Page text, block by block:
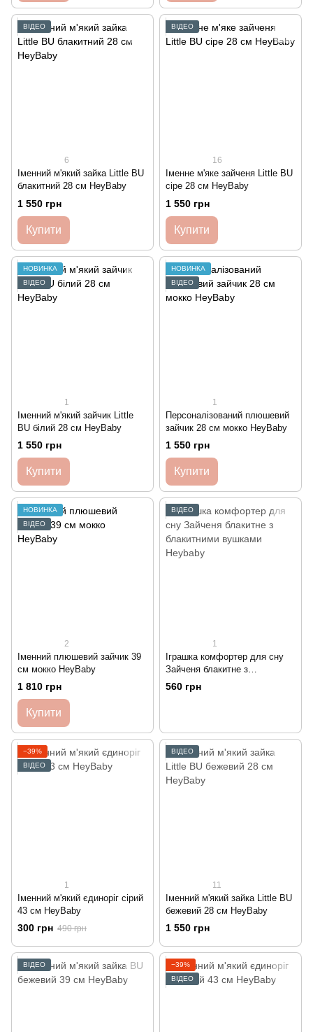
ВІДЕО
6
Іменний м'який зайка Little BU
блакитний 28 см HeyBaby
1 550 грн
Купити
ВІДЕО
16
Іменне м'яке зайченя Little BU
сіре 28 см HeyBaby
1 550 грн
Купити
НОВИНКА
ВІДЕО
1
Іменний м'який зайчик Little
BU білий 28 см HeyBaby
1 550 грн
Купити
НОВИНКА
ВІДЕО
1
Персоналізований плюшевий
зайчик 28 см мокко HeyBaby
1 550 грн
Купити
НОВИНКА
ВІДЕО
2
Іменний плюшевий зайчик 39
см мокко HeyBaby
1 810 грн
Купити
ВІДЕО
1
Іграшка комфортер для сну
Зайченя блакитне з
блакитними вушками Heybaby
560 грн
−39%
ВІДЕО
1
Іменний м'який єдиноріг сірий
43 см HeyBaby
300 грн 490 грн
ВІДЕО
11
Іменний м'який зайка Little BU
бежевий 28 см HeyBaby
1 550 грн
ВІДЕО
−39%
ВІДЕО